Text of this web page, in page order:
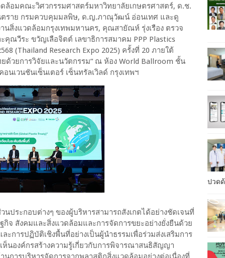
อมคณะวิศวกรรมศาสตร์มหาวิทยาลัยเกษตรศาสตร์, ด.ช.
ตราย กรมควบคุมมลพิษ, ด.ญ.ภาณุวัฒน์ อ่อนเทศ และดู
สิ่งแวดล้อมกรุงเทพมหานคร, คุณสายัณห์ รุ่งเรือง ตรวจ
ณวีระ ขวัญเลือจิตต์ เลขาธิการสมาคม PPP Plastics
(Thailand Research Expo 2025) ครั้งที่ 20 ภายใต้
ด้วยการวิจัยและนวัตกรรม” ณ ห้อง World Ballroom ชั้น
นเวนชันเซ็นเตอร์ เซ็นทรัลเวิลด์ กรุงเทพฯ
นประกอบต่างๆ ของผู้บริหารสามารถสังเกตได้อย่างชัดเจนที่
จ สังคมและสิ่งแวดล้อมและการจัดการขยะอย่างยั่งยืนด้วย
ะการปฏิบัติเชิงพื้นที่อย่างเป็นผู้นำธรรมเพื่อร่วมส่งเสริมการ
นองค์กรสร้างความรู้เกี่ยวกับการพิจารณาสนธิสัญญา
ปวดด้